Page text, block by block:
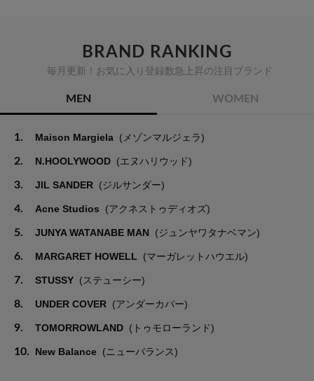
BRAND RANKING
毎月更新！お気に入り登録数急上昇の注目ブランド
MEN WOMEN
1. Maison Margiela (メゾンマルジェラ)
2. N.HOOLYWOOD (エヌハリウッド)
3. JIL SANDER (ジルサンダー)
4. Acne Studios (アクネストゥディオズ)
5. JUNYA WATANABE MAN (ジュンヤワタナベマン)
6. MARGARET HOWELL (マーガレットハウエル)
7. STUSSY (ステューシー)
8. UNDER COVER (アンダーカバー)
9. TOMORROWLAND (トゥモローランド)
10. New Balance (ニューバランス)